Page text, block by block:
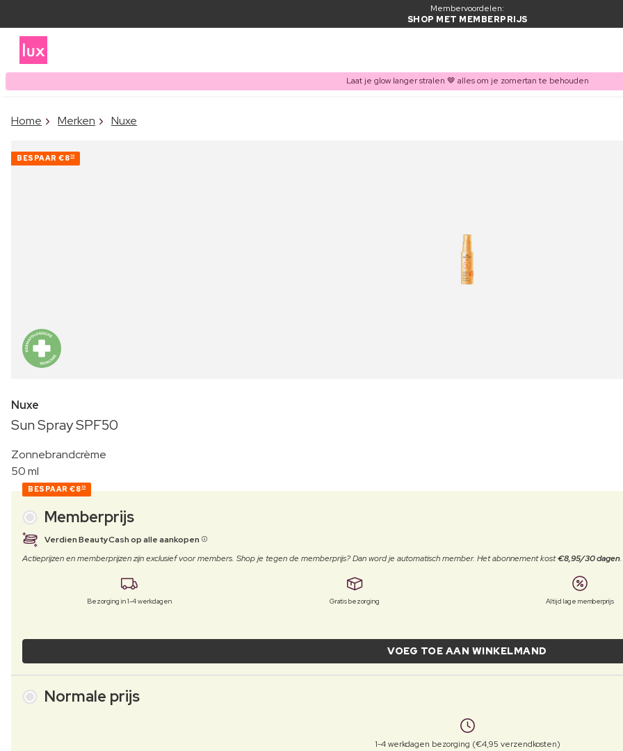
Membervoordelen:
SHOP MET MEMBERPRIJS
Laat je glow langer stralen 🤎 alles om je zomertan te behouden
Home Merken Nuxe
BESPAAR €810
Nuxe
Sun Spray SPF50
Zonnebrandcrème
50 ml
BESPAAR €810
Memberprijs
Verdien BeautyCash op alle aankopen
Actieprijzen en memberprijzen zijn exclusief voor members. Shop je tegen de memberprijs? Dan word je automatisch member. Het abonnement kost€8,95/30 dagen
Bezorging in 1-4 werkdagen Gratis bezorging Altijd lage memberprijs
VOEG TOE AAN WINKELMAND
Normale prijs
1-4 werkdagen bezorging (€4,95 verzendkosten)